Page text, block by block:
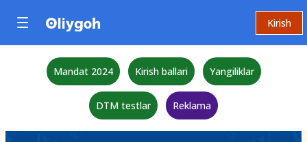
Kirish
Mandat 2024 Kirish ballari Yangiliklar
DTM testlar Reklama